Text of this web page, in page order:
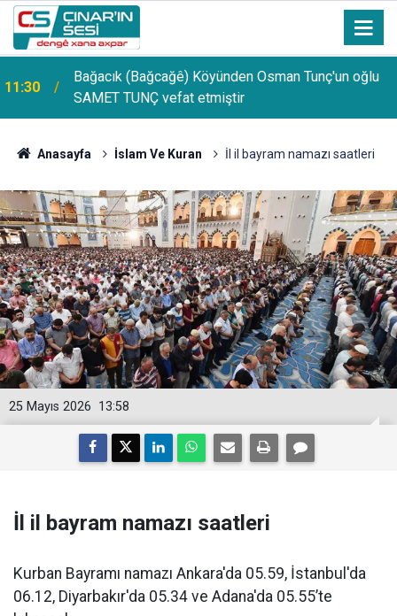
11:30
Bağacık (Bağcağê) Köyünden Osman Tunç'un oğlu
SAMET TUNÇ vefat etmiştir
Anasayfa İslam Ve Kuran İl il bayram namazı saatleri
13:58
25 Mayıs 2026
İl il bayram namazı saatleri
Kurban Bayramı namazı Ankara'da 05.59, İstanbul'da
06.12, Diyarbakır'da 05.34 ve Adana'da 05.55’te